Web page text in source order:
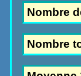
Nombre
Nombre